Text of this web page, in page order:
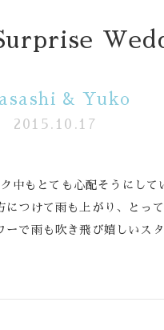
& Yuko
2015.10.17
中もとても心配そうにして
つけて雨も上がり、とっ
ーで雨も吹き飛び嬉しいスタ